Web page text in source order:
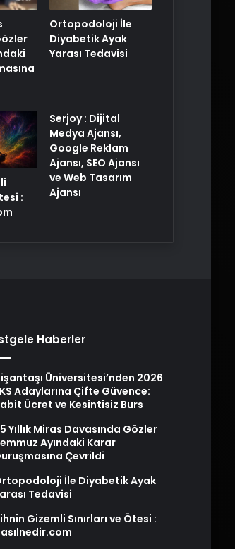
Ortopodoloji İle
Diyabetik Ayak
Yarası Tedavisi
:
Serjoy : Dijital
Medya Ajansı,
Google Reklam
Ajansı, SEO Ajansı
ve Web Tasarım
Ajansı
Haberler
Üniversitesi’nden 2026
Adaylarına Çifte Güvence:
Ücret ve Kesintisiz Burs
Yıllık Miras Davasında Gözler
Ayındaki Karar
Çevrildi
İle Diyabetik Ayak
Tedavisi
Gizemli Sınırları ve Ötesi :